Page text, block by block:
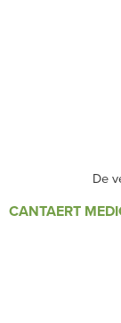
De
CANTAERT